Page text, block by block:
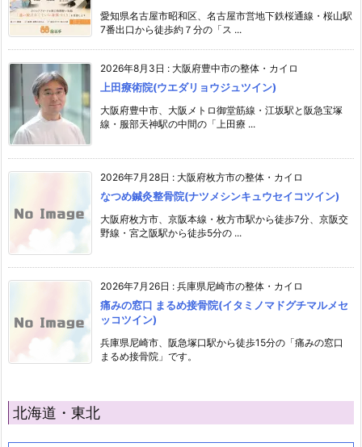
愛知県名古屋市昭和区、名古屋市営地下鉄桜通線・桜山駅
7番出口から徒歩約７分の「ス ...
2026年8月3日 : 大阪府豊中市の整体・カイロ
上田療術院(ウエダリョウジュツイン)
大阪府豊中市、大阪メトロ御堂筋線・江坂駅と阪急宝塚
線・服部天神駅の中間の「上田療 ...
2026年7月28日 : 大阪府枚方市の整体・カイロ
なつめ鍼灸整骨院(ナツメシンキュウセイコツイン)
大阪府枚方市、京阪本線・枚方市駅から徒歩7分、京阪交
野線・宮之阪駅から徒歩5分の ...
2026年7月26日 : 兵庫県尼崎市の整体・カイロ
痛みの窓口 まるめ接骨院(イタミノマドグチマルメセ
ッコツイン)
兵庫県尼崎市、阪急塚口駅から徒歩15分の「痛みの窓口
まるめ接骨院」です。
北海道・東北